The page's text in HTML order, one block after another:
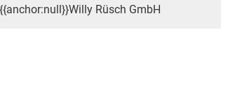
{{anchor:null}}Willy Rüsch GmbH